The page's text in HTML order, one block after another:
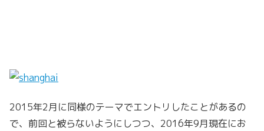
2015年2月に同様のテーマでエントリしたことがあるの
で、前回と被らないようにしつつ、2016年9月現在にお